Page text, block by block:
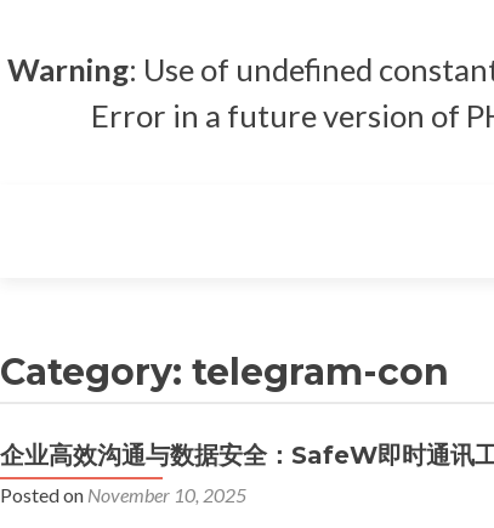
Warning: Use of undefined
Error in a future version of
Category: telegram-con
企业高效沟通与数据安全：SafeW即时通讯
Posted on November 10, 2025